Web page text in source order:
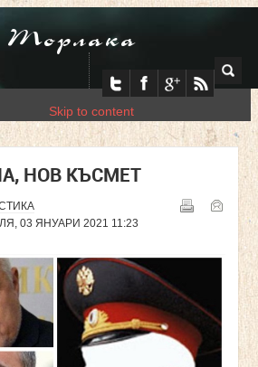
Торлака
Skip to content
НОВ КЪСМЕТ
03 ЯНУАРИ 2021 11:23